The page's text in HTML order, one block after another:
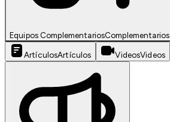
Equipos ComplementariosComplementarios
ArtículosArtículos VideosVideos